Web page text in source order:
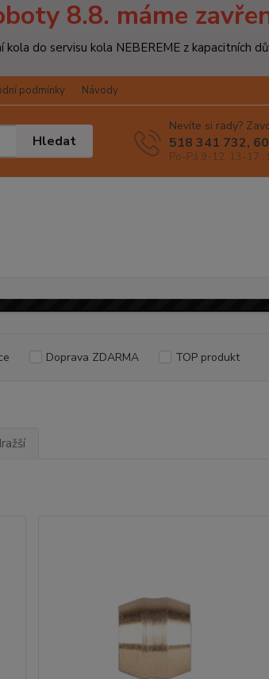
8.8. máme
do servisu kola NEBEREME z kapacitních
podmínky Návody
Hledat
Nevíte si rady?
518 341 732,
Po-Pá 9-12, 13-17 ;
Doprava ZDARMA TOP produkt